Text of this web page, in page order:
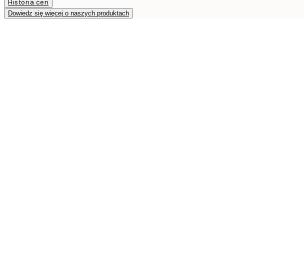
Historia cen
Dowiedz się więcej o naszych produktach